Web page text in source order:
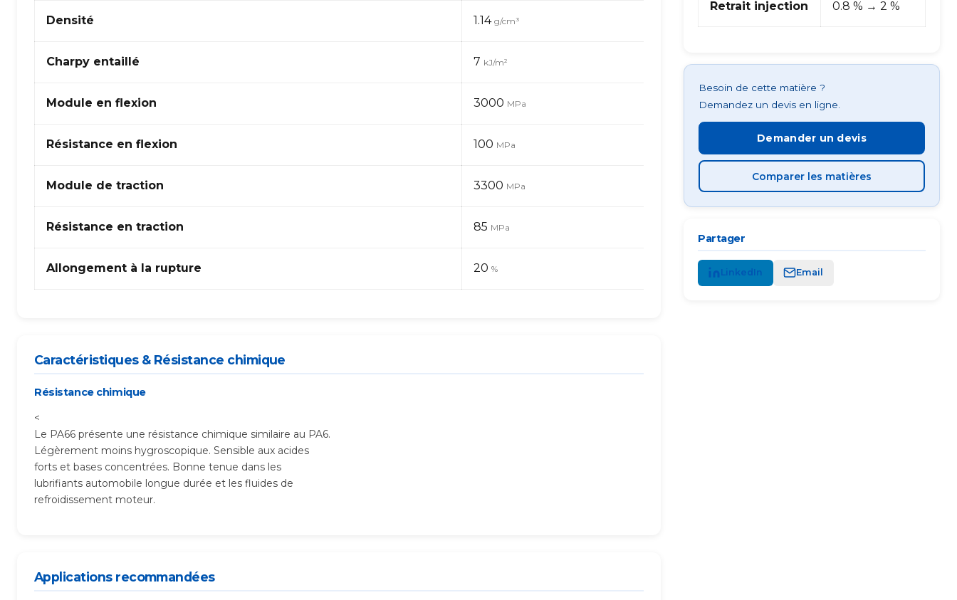
mécaniques
de
PA
fibres
de
Densité 1.14 g/cm³
Charpy entaillé 7 kJ/m²
Module en flexion 3000 MPa
Résistance en flexion 100 MPa
Module de traction 3300 MPa
Résistance en traction 85 MPa
Allongement à la rupture 20 %
Caractéristiques & Résistance chimique
Résistance chimique
<
Le PA66 présente une résistance chimique similaire au PA6.
Légèrement moins hygroscopique. Sensible aux acides
forts et bases concentrées. Bonne tenue dans les
lubrifiants automobile longue durée et les fluides de
refroidissement moteur.
Applications recommandées
Retrait injection 0.8 % → 2 %
Besoin de cette matière ?
Demandez un devis en ligne.
Demander un devis
Comparer les matières
Partager
LinkedIn Email